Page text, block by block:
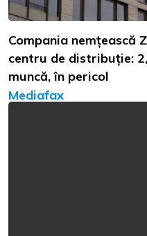
Compania nemțească
centru de distribuție:
muncă, în pericol
Mediafax